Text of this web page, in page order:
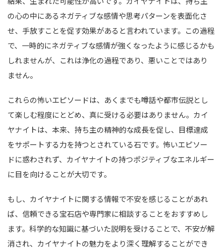
の心の中にあるネガティブな感情や思考パターンを表面化さ
せ、手放すことを促す効果があると言われています。この過程
で、一時的にネガティブな感情が強くなったように感じるかも
しれませんが、これは浄化の過程であり、悪いことではあり
ません。
これらの怖いエピソードは、あくまでも噂話や都市伝説とし
て楽しむ程度にとどめ、真に受ける必要はありません。カイ
ヤナイトは、本来、持ち主の精神的な成長を促し、目標達成
をサポートする力を持つとされている石です。怖いエピソー
ドに惑わされず、カイヤナイトの持つポジティブなエネルギー
に目を向けることが大切です。
もし、カイヤナイトに関する情報で不安を感じることがあれ
ば、信頼できる宝石店や専門家に相談することをおすすめし
ます。科学的な知識に基づいた説明を受けることで、不安が解
消され、カイヤナイトの魅力をより深く理解することができ